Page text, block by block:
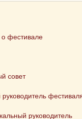
фестивале
совет
руководитель